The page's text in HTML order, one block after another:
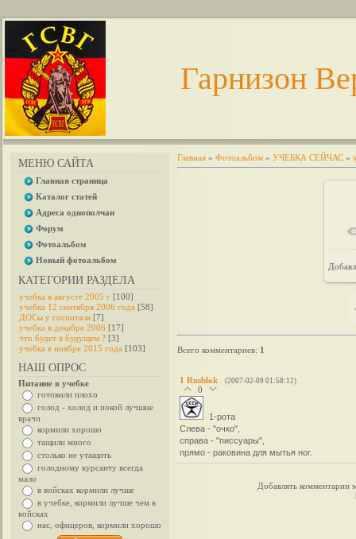
Гарнизон
МЕНЮ САЙТА
Главная страница
Каталог статей
Адреса однополчан
Форум
Фотоальбом
Новый фотоальбом
КАТЕГОРИИ РАЗДЕЛА
учебка в августе 2005 г [100]
учебка 12 сентября 2006 года [58]
ДОСы у госпиталя [7]
учебка в декабре 2006 [17]
что будет в будущем ? [3]
учебка в ноябре 2015 года [103]
НАШ ОПРОС
Питание в учебке
готовили плохо
голод - холод и покой лучшие
врачи
кормили хорошо
тащили много
столько не утащить
голодному курсанту всегда
мало
в войсках кормили лучше
в учебке, кормили лучше чем в
войсках
нас, офицеров, кормили хорошо
Главная » Фотоальбом » УЧЕБКА СЕЙЧАС »
Всего комментариев: 1
1 Rusblok (2007-02-09 01:58:12)
0
1-рота
Слева - "очко",
справа - "писсуары",
прямо - раковина для мытья ног.
Добавлять комментарии